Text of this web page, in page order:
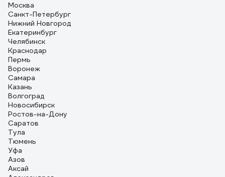
Москва
Санкт-Петербург
Нижний Новгород
Екатеринбург
Челябинск
Краснодар
Пермь
Воронеж
Самара
Казань
Волгоград
Новосибирск
Ростов-на-Дону
Саратов
Тула
Тюмень
Уфа
Азов
Аксай